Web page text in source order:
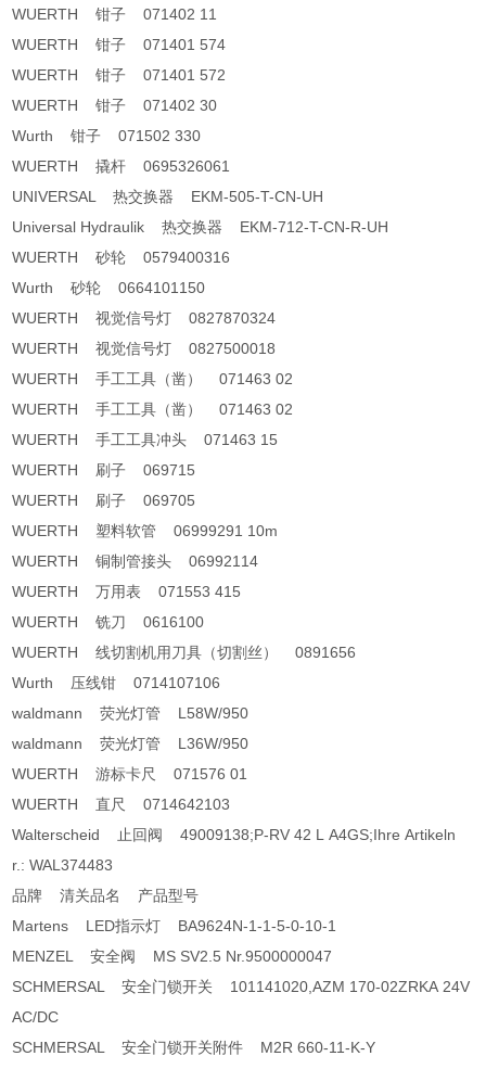
WUERTH 钳子 071402 11
WUERTH 钳子 071401 574
WUERTH 钳子 071401 572
WUERTH 钳子 071402 30
Wurth 钳子 071502 330
WUERTH 撬杆 0695326061
UNIVERSAL 热交换器 EKM-505-T-CN-UH
Universal Hydraulik 热交换器 EKM-712-T-CN-R-UH
WUERTH 砂轮 0579400316
Wurth 砂轮 0664101150
WUERTH 视觉信号灯 0827870324
WUERTH 视觉信号灯 0827500018
WUERTH 手工工具（凿） 071463 02
WUERTH 手工工具（凿） 071463 02
WUERTH 手工工具冲头 071463 15
WUERTH 刷子 069715
WUERTH 刷子 069705
WUERTH 塑料软管 06999291 10m
WUERTH 铜制管接头 06992114
WUERTH 万用表 071553 415
WUERTH 铣刀 0616100
WUERTH 线切割机用刀具（切割丝） 0891656
Wurth 压线钳 0714107106
waldmann 荧光灯管 L58W/950
waldmann 荧光灯管 L36W/950
WUERTH 游标卡尺 071576 01
WUERTH 直尺 0714642103
Walterscheid 止回阀 49009138;P-RV 42 L A4GS;Ihre Artikeln
r.: WAL374483
品牌 清关品名 产品型号
Martens LED指示灯 BA9624N-1-1-5-0-10-1
MENZEL 安全阀 MS SV2.5 Nr.9500000047
SCHMERSAL 安全门锁开关 101141020,AZM 170-02ZRKA 24V
AC/DC
SCHMERSAL 安全门锁开关附件 M2R 660-11-K-Y